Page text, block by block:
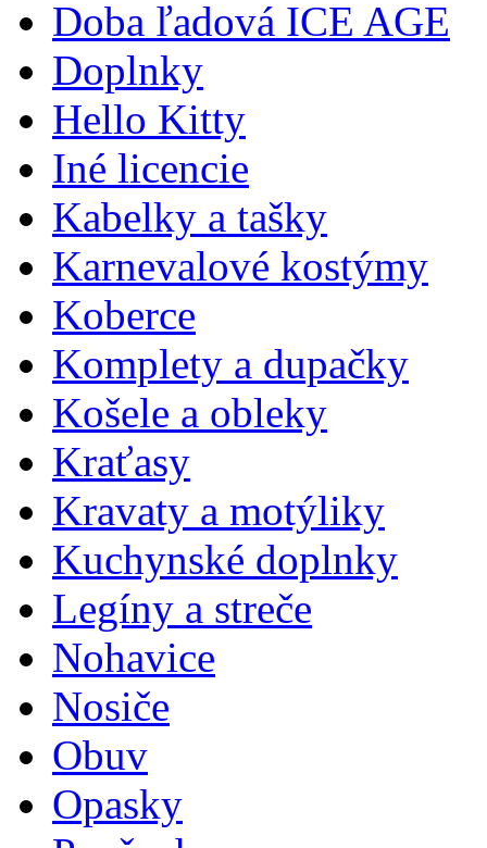
Doba ľadová ICE AGE
Doplnky
Hello Kitty
Iné licencie
Kabelky a tašky
Karnevalové kostýmy
Koberce
Komplety a dupačky
Košele a obleky
Kraťasy
Kravaty a motýliky
Kuchynské doplnky
Legíny a streče
Nohavice
Nosiče
Obuv
Opasky